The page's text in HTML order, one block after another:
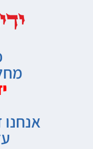
אנחנו